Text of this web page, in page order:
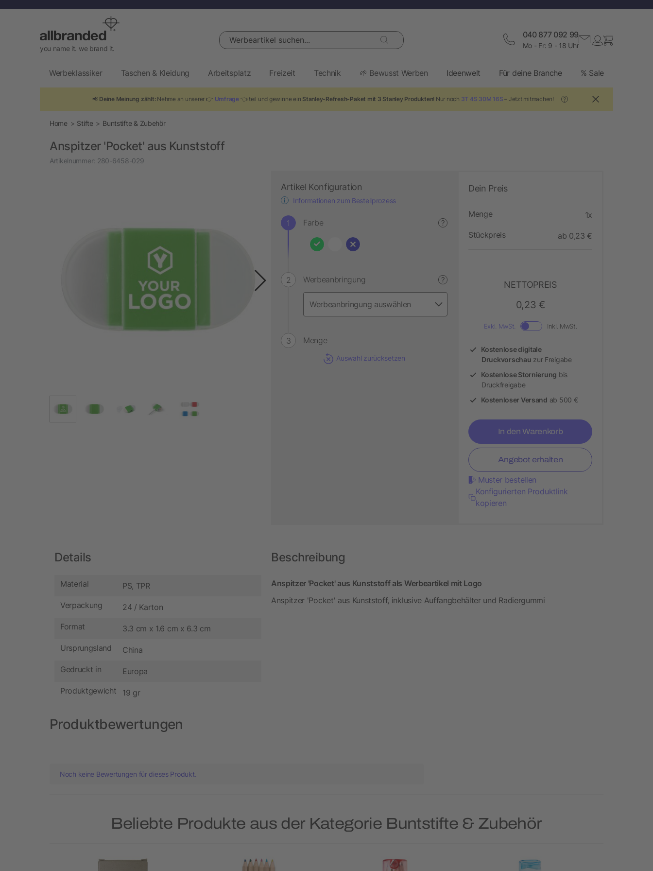
you name it. we brand it.
Werbeartikel suchen... 040 877 092 99
Mo - Fr: 9 - 18 Uhr
Werbeklassiker Taschen & Kleidung Arbeitsplatz Freizeit Technik 🌱 Bewusst Werben Ideenwelt Für deine Branche % Sale
📢 Deine Meinung zählt:Nehme an unserer 👉 Umfrage👈 teil und gewinne ein Stanley-Refresh-Paket mit 3 Stanley Produkten! Nur noch 3T 4S 30M 15S – Jetzt mitmachen! ?
Home Stifte Buntstifte & Zubehör
Anspitzer 'Pocket' aus Kunststoff
Artikelnummer: 280-6458-029
Artikel Konfiguration
Informationen zum Bestellprozess
Farbe ?
Werbeanbringung ?
Menge
Auswahl zurücksetzen
Dein Preis
Menge 1x
Stückpreis ab 0,23 €
NETTOPREIS
0,23 €
Exkl. MwSt. Inkl. MwSt.
Kostenlose digitale
Druckvorschau zur Freigabe
Kostenlose Stornierung bis
Druckfreigabe
Kostenloser Versand ab 500 €
In den Warenkorb
Angebot erhalten
Muster bestellen
Konfigurierten Produktlink
kopieren
Details
Material PS, TPR
Verpackung 24 / Karton
Format 3.3 cm x 1.6 cm x 6.3 cm
Ursprungsland China
Gedruckt in Europa
Produktgewicht 19 gr
Beschreibung
Anspitzer 'Pocket' aus Kunststoff als Werbeartikel mit Logo
Anspitzer 'Pocket' aus Kunststoff, inklusive Auffangbehälter und Radiergummi
Produktbewertungen
Noch keine Bewertungen für dieses Produkt.
Beliebte Produkte aus der Kategorie Buntstifte & Zubehör